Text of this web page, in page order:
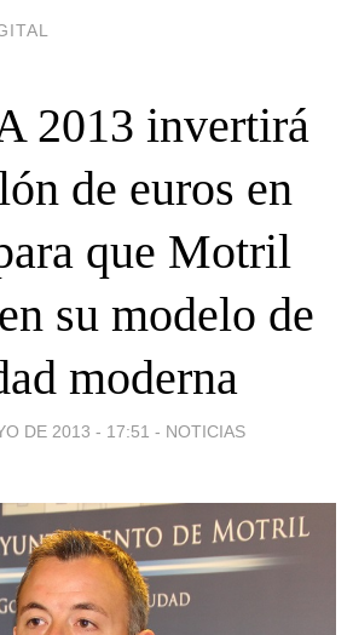
2013 invertirá
de euros en
que Motril
su modelo de
moderna
DE 2013 - 17:51 - NOTICIAS